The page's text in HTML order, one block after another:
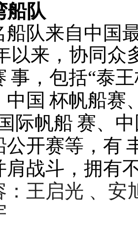
船队
船队来自中国
以来，协同众
事，包括“泰
中国 杯帆船赛
际帆船 赛、
公开赛等，有
肩战斗，拥有
：王启光 、安